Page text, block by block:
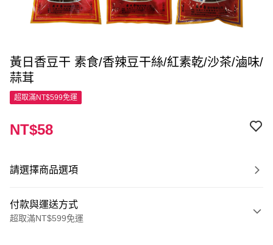
黃日香豆干 素食/香辣豆干絲/紅素乾/沙茶/滷味/
蒜茸
超取滿NT$599免運
NT$58
請選擇商品選項
付款與運送方式
超取滿NT$599免運